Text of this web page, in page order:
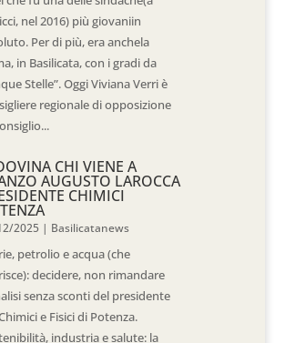
nel 2016) più giovaniin
Per di più, era anchela
in Basilicata, con i gradi da
Stelle”. Oggi Viviana Verri è
regionale di opposizione
CHI VIENE A
AUGUSTO LAROCCA
CHIMICI
2025 | Basilicatanews
petrolio e acqua (che
decidere, non rimandare
senza sconti del presidente
e Fisici di Potenza.
industria e salute: la